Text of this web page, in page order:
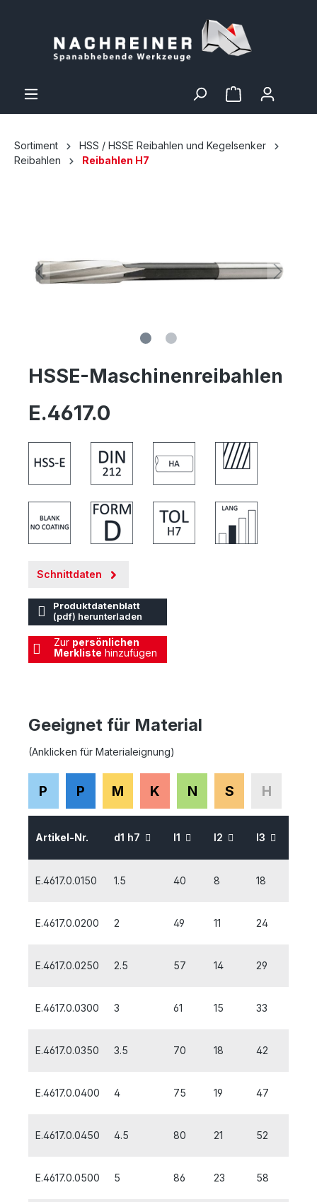
Sortiment
HSS / HSSE Reibahlen und Kegelsenker
Reibahlen
Reibahlen H7
HSSE-Maschinenreibahlen
E.4617.0
Schnittdaten
Produktdatenblatt
(pdf) herunterladen
Zur persönlichen
Merkliste hinzufügen
Geeignet für Material
(Anklicken für Materialeignung)
P P M K N S H
Artikel-Nr. d1 h7 l1 l2 l3
E.4617.0.0150 1.5 40 8 18
E.4617.0.0200 2 49 11 24
E.4617.0.0250 2.5 57 14 29
E.4617.0.0300 3 61 15 33
E.4617.0.0350 3.5 70 18 42
E.4617.0.0400 4 75 19 47
E.4617.0.0450 4.5 80 21 52
E.4617.0.0500 5 86 23 58